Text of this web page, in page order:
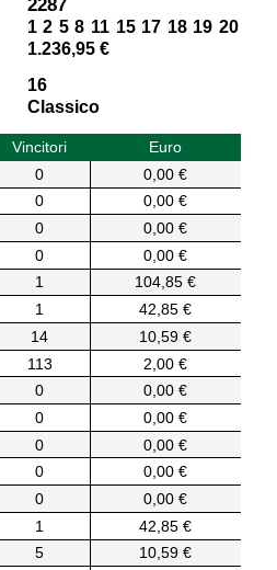
1 2 5 8 11 15 17 18 19 20
1.236,95 €
16
Classico
Vincitori
Euro
0
0,00 €
0
0,00 €
0
0,00 €
0
0,00 €
1
104,85 €
1
42,85 €
14
10,59 €
113
2,00 €
0
0,00 €
0
0,00 €
0
0,00 €
0
0,00 €
0
0,00 €
1
42,85 €
5
10,59 €